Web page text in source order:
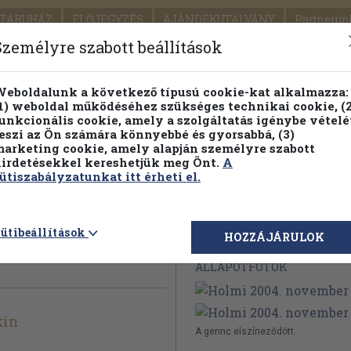
ELŐJEGYZÉS AJÁNDÉKUTALVÁNY
SEGÍTSÉG
PILLANATNYI ÁRAINK FENNTARTHATÓ
Részletes kereső Témaköri fa
Megvásárolható
ÁLLAPOTFOTÓK
A gerinc elszíneződött.
szabott beállítások
a következő típusú cookie-kat alkalmazza:
weboldal működéséhez szükséges technikai cookie,
cookie, amely a szolgáltatás igénybe
az Ön számára könnyebbé és gyorsabbá, (3)
cookie, amely alapján személyre szabott
kereshetjük meg Önt. A
itt érheti el.
HOZZÁJÁRULOK